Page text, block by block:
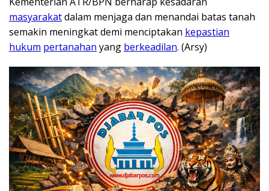
masyarakatdalam menjaga dan menandai batas tanah
semakin meningkat demi menciptakan kepastian
hukum pertanahan yang berkeadilan. (Arsy)